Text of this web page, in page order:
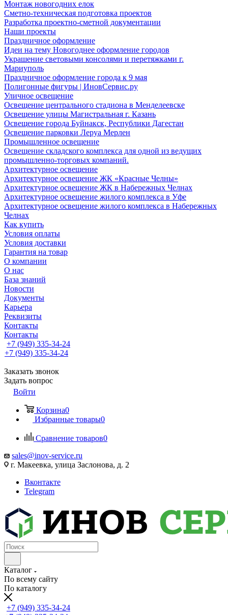
Монтаж новогодних елок
Сметно-техническая подготовка проектов
Разработка проектно-сметной документации
Наши проекты
Праздничное оформление
Идеи на тему Новогоднее оформление городов
Украшение световыми консолями и перетяжками г.
Мариуполь
Праздничное оформление города к 9 мая
Полигонные фигуры | ИновСервис.ру
Уличное освещение
Освещение центрального стадиона в Менделеевске
Освещение улицы Магистральная г. Казань
Освещение города Буйнакск, Республики Дагестан
Освещение парковки Леруа Мерлен
Промышленное освещение
Освещение складского комплекса для одной из ведущих
промышленно-торговых компаний.
Архитектурное освещение
Архитектурное освещение ЖК «Красные Челны»
Архитектурное освещение ЖК в Набережных Челнах
Архитектурное освещение жилого комплекса в Уфе
Архитектурное освещение жилого комплекса в Набережных
Челнах
Как купить
Условия оплаты
Условия доставки
Гарантия на товар
О компании
О нас
База знаний
Новости
Документы
Карьера
Реквизиты
Контакты
Контакты
+7 (949) 335-34-24
+7 (949) 335-34-24
Заказать звонок
Задать вопрос
Войти
Корзина0
Избранные товары0
Сравнение товаров0
sales@inov-service.ru
г. Макеевка, улица Заслонова, д. 2
Вконтакте
Telegram
Каталог
По всему сайту
По каталогу
+7 (949) 335-34-24